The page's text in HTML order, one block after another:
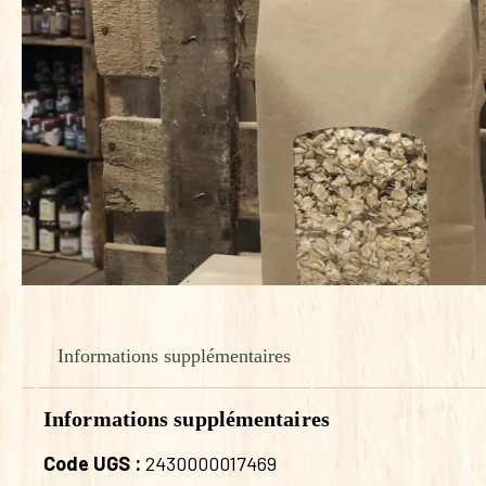
Informations supplémentaires
Informations supplémentaires
Code UGS : 2430000017469